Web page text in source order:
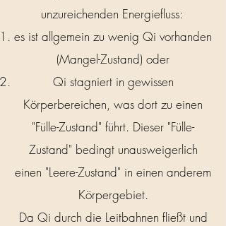
unzureichenden Energiefluss:
es ist allgemein zu wenig Qi vorhanden
(Mangel-Zustand) oder
Qi stagniert in gewissen
Körperbereichen, was dort zu einen
"Fülle-Zustand" führt. Dieser "Fülle-
Zustand" bedingt unausweigerlich
einen "Leere-Zustand" in einen anderem
Körpergebiet.
Da Qi durch die Leitbahnen fließt und